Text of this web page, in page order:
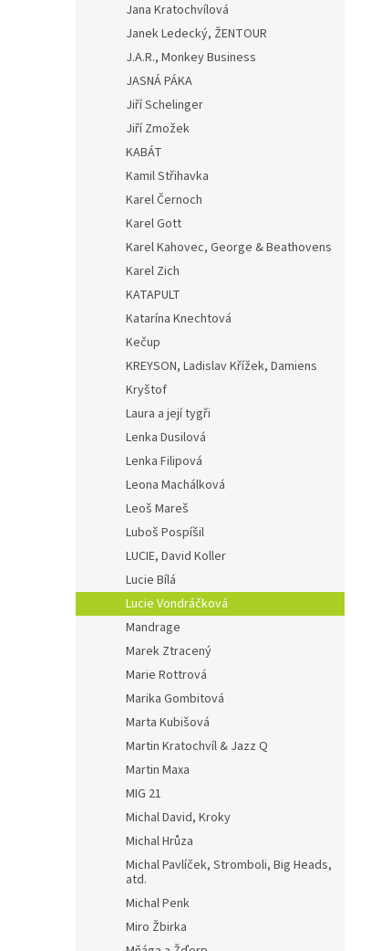
Jana Kratochvílová
Janek Ledecký, ŽENTOUR
J.A.R., Monkey Business
JASNÁ PÁKA
Jiří Schelinger
Jiří Zmožek
KABÁT
Kamil Střihavka
Karel Černoch
Karel Gott
Karel Kahovec, George & Beathovens
Karel Zich
KATAPULT
Katarína Knechtová
Kečup
KREYSON, Ladislav Křížek, Damiens
Kryštof
Laura a její tygři
Lenka Dusilová
Lenka Filipová
Leona Machálková
Leoš Mareš
Luboš Pospíšil
LUCIE, David Koller
Lucie Bílá
Lucie Vondráčková
Mandrage
Marek Ztracený
Marie Rottrová
Marika Gombitová
Marta Kubišová
Martin Kratochvíl & Jazz Q
Martin Maxa
MIG 21
Michal David, Kroky
Michal Hrůza
Michal Pavlíček, Stromboli, Big Heads,
atd.
Michal Penk
Miro Žbirka